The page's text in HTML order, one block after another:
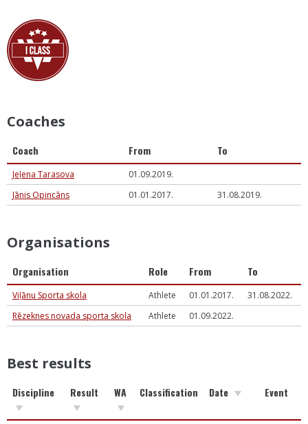
Coaches
Coach From To
Jeļena Tarasova
01.09.2019.
Jānis Opincāns
01.01.2017. 31.08.2019.
Organisations
Organisation Role From To
Viļānu Sporta skola Athlete 01.01.2017.
31.08.2022.
Rēzeknes novada sporta skola
Athlete 01.09.2022.
Best results
Discipline Result WA Classification Date Event